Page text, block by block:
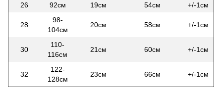
26 92см 19см 54см +/-1см
28
98-
104см
20см 58см +/-1см
30
110-
116см
21см 60см +/-1см
32
122-
128см
23см 66см +/-1см